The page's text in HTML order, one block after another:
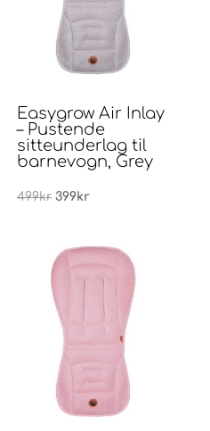
Easygrow Air Inlay
– Pustende
sitteunderlag til
barnevogn, Grey
499kr Opprinnelig
499kr.
399krNåværende
399kr.